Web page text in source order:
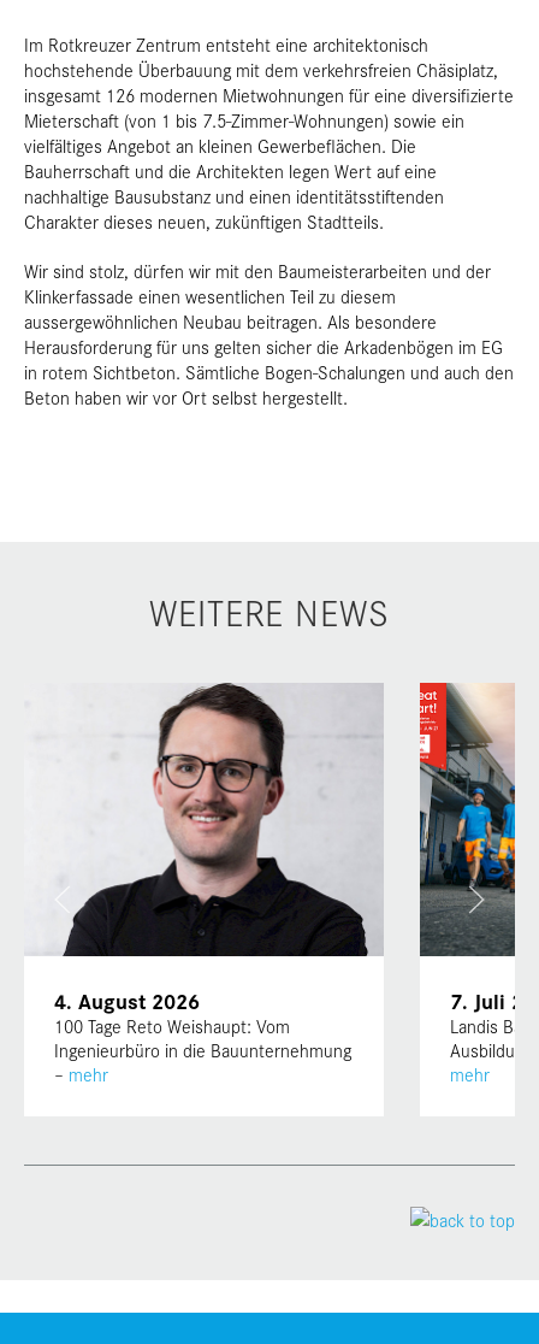
Im Rotkreuzer Zentrum entsteht eine architektonisch
hochstehende Überbauung mit dem verkehrsfreien Chäsiplatz,
insgesamt 126 modernen Mietwohnungen für eine diversifizierte
Mieterschaft (von 1 bis 7.5-Zimmer-Wohnungen) sowie ein
vielfältiges Angebot an kleinen Gewerbeflächen. Die
Bauherrschaft und die Architekten legen Wert auf eine
nachhaltige Bausubstanz und einen identitätsstiftenden
Charakter dieses neuen, zukünftigen Stadtteils.
Wir sind stolz, dürfen wir mit den Baumeisterarbeiten und der
Klinkerfassade einen wesentlichen Teil zu diesem
aussergewöhnlichen Neubau beitragen. Als besondere
Herausforderung für uns gelten sicher die Arkadenbögen im EG
in rotem Sichtbeton. Sämtliche Bogen-Schalungen und auch den
Beton haben wir vor Ort selbst hergestellt.
WEITERE NEWS
4. August 2026
100 Tage Reto Weishaupt: Vom
Ingenieurbüro in die Bauunternehmung
– mehr
7. Juli
Landis Bau
mehr